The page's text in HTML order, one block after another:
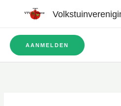
inhoud
AANMELDEN